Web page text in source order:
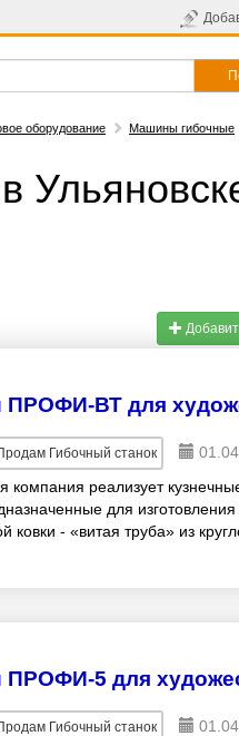
оборудование Машины гибочные
Гибочный станок
компания реализует
для изготовления
ковки - «витая труба» из
Гибочный станок